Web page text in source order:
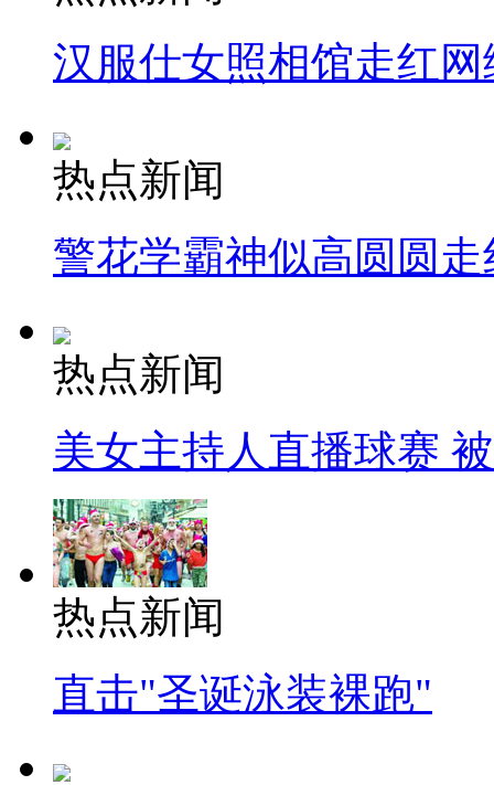
汉服仕女照相馆走红网
热点新闻
警花学霸神似高圆圆走
热点新闻
美女主持人直播球赛
热点新闻
直击"圣诞泳装裸跑"